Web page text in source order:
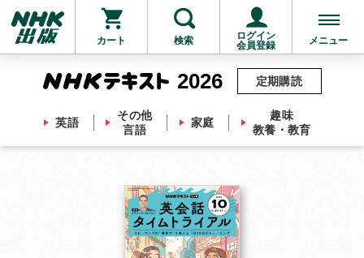
カート 検索
ログイン
会員登録
メニュー
2026
英語
その他
言語
家庭
趣味
教養・教育
定期購読
他にも商品を買う